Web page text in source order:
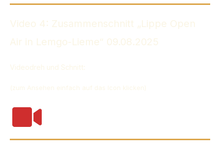
Video 4: Zusammenschnitt „Lippe Open
Air in Lemgo-Lieme“ 09.08.2025
Videodreh und Schnitt:
(zum Ansehen einfach auf das Icon klicken)